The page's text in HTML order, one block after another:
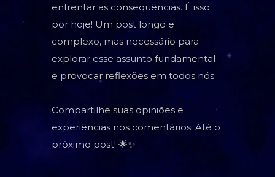
enfrentar as consequências. É isso
por hoje! Um post longo e
complexo, mas necessário para
explorar esse assunto fundamental
e provocar reflexões em todos nós.
Compartilhe suas opiniões e
experiências nos comentários. Até o
próximo post! 🌟✨